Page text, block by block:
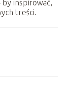
inspirować,
treści.